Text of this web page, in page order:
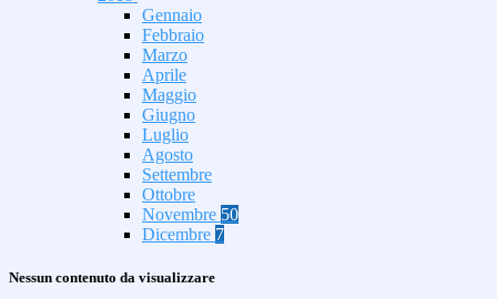
Gennaio
Febbraio
Marzo
Aprile
Maggio
Giugno
Luglio
Agosto
Settembre
Ottobre
Novembre 50
Dicembre 7
Nessun contenuto da visualizzare